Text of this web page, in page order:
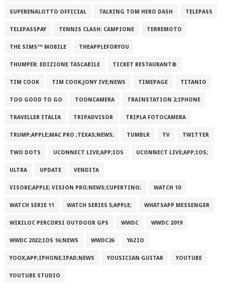
SUPERENALOTTO OFFICIAL TALKING TOM HERO DASH TELEPASS
TELEPASSPAY TENNIS CLASH: CAMPIONE TERREMOTO
THE SIMS™ MOBILE THEAPPLEFORYOU
THUMPER: EDIZIONE TASCABILE TICKET RESTAURANT®
TIM COOK TIM COOK;JONY IVE;NEWS TIMEPAGE TITANIO
TOO GOOD TO GO TOONCAMERA TRAINSTATION 2;IPHONE
TRAVELLER ITALIA TRIPADVISOR TRIPLA FOTOCAMERA
TRUMP;APPLE;MAC PRO ;TEXAS;NEWS; TUMBLR TV TWITTER
TWO DOTS UCONNECT LIVE;APP;IOS UCONNECT LIVE;APP;IOS;
ULTRA UPDATE VENDITA
VISORE;APPLE; VISION PRO;NEWS;CUPERTINO; WATCH 10
WATCH SERIE 11 WATCH SERIES 5;APPLE; WHATSAPP MESSENGER
WIKILOC PERCORSI OUTDOOR GPS WWDC WWDC 2019
WWDC 2022;IOS 16;NEWS WWDC26 YAZIO
YOOX;APP;IPHONE;IPAD;NEWS YOUSICIAN GUITAR YOUTUBE
YOUTUBE STUDIO